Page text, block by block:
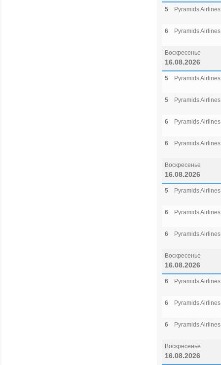
5 Pyramids Airlines
6 Pyramids Airlines
Воскресенье
16.08.2026
5 Pyramids Airlines
5 Pyramids Airlines
6 Pyramids Airlines
6 Pyramids Airlines
Воскресенье
16.08.2026
5 Pyramids Airlines
6 Pyramids Airlines
6 Pyramids Airlines
Воскресенье
16.08.2026
6 Pyramids Airlines
6 Pyramids Airlines
6 Pyramids Airlines
Воскресенье
16.08.2026